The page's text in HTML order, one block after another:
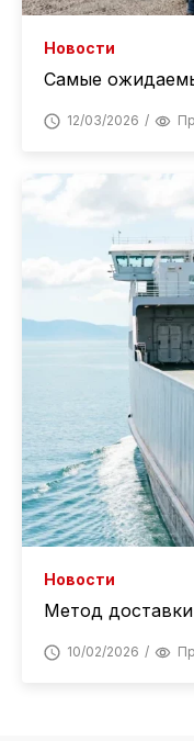
Новости
Самые
12/03/2026
Новости
Метод
10/02/2026